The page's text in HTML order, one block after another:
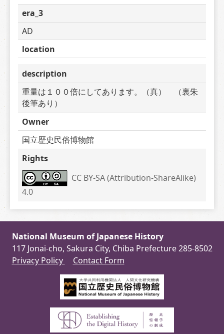
era_3
AD
location
description
重量は１００倍にしてあります。（真）　（裏朱
後筆あり）
Owner
国立歴史民俗博物館
Rights
CC BY-SA (Attribution-ShareAlike)
4.0
National Museum of Japanese History
117 Jonai-cho, Sakura City, Chiba Prefecture 285-8502
Privacy Policy
Contact Form